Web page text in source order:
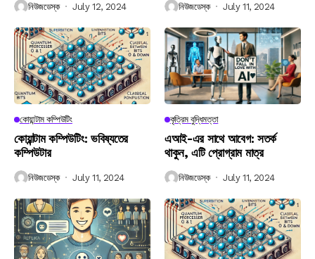
নিউজডেস্ক July 12, 2024 নিউজডেস্ক July 11, 2024
কোয়ান্টাম কম্পিউটিং
কোয়ান্টাম কম্পিউটিং: ভবিষ্যতের
কম্পিউটার
নিউজডেস্ক July 11, 2024
কৃত্রিম বুদ্ধিমত্তা
এআই-এর সাথে আবেগ: সতর্ক
থাকুন, এটি প্রোগ্রাম মাত্র
নিউজডেস্ক July 11, 2024